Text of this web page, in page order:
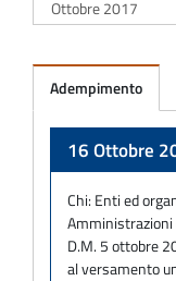
Adempimento
16 Ottobre
Chi: Enti ed
Amministrazioni
D.M. 5 ottobre
al versamento